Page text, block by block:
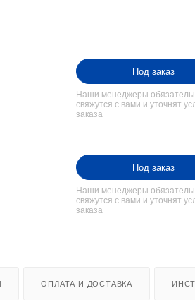
Под заказ
Наши менеджеры
свяжутся с вами и уточнят
заказа
Под заказ
Наши менеджеры
свяжутся с вами и уточнят
заказа
ОПЛАТА И ДОСТАВКА